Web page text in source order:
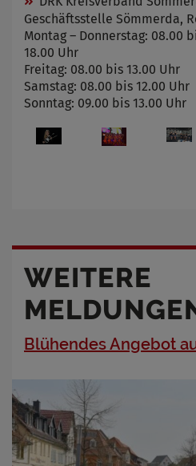
Geschäftsstelle Sömmerda,
Montag – Donnerstag: 08.00
18.00 Uhr
Freitag: 08.00 bis 13.00 Uhr
Samstag: 08.00 bis 12.00 Uhr
Sonntag: 09.00 bis 13.00 Uhr
WEITERE
Blühendes Angebot